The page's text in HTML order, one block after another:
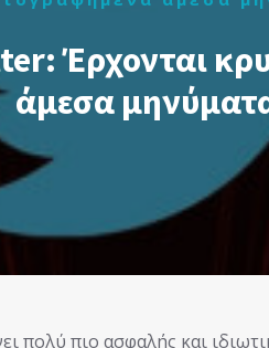
Έρχονται
άμεσα
πολύ πιο ασφαλής και